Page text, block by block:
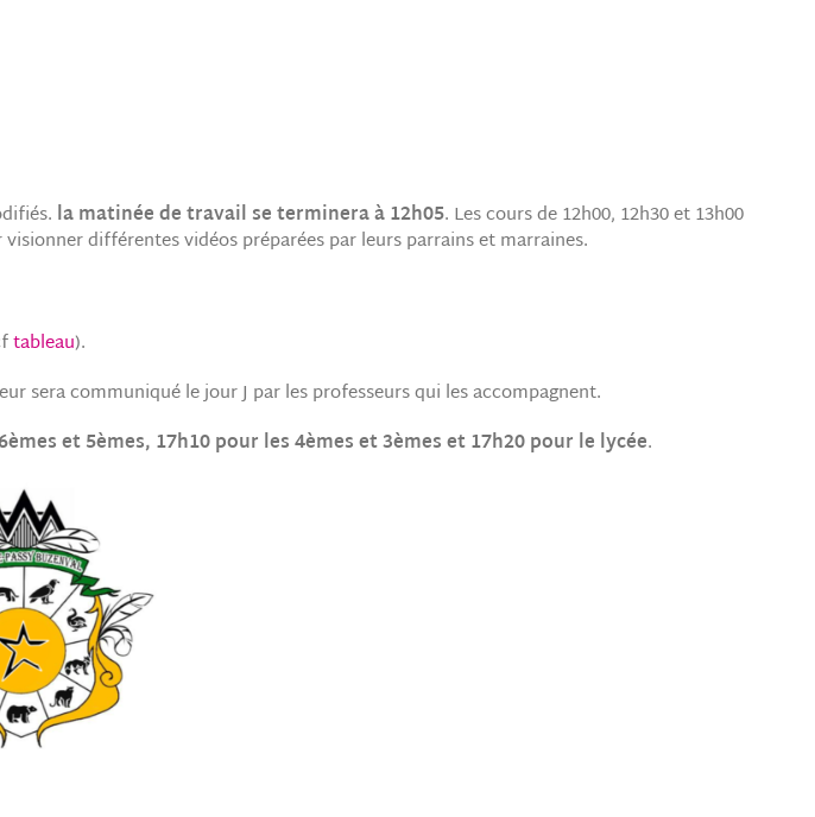
la matinée de travail se terminera à 12h05. Les cours de 12h00, 12h30 et 13h00
différentes vidéos préparées par leurs parrains et marraines.
tableau).
sera communiqué le jour J par les professeurs qui les accompagnent.
et 5èmes, 17h10 pour les 4èmes et 3èmes et 17h20 pour le lycée.